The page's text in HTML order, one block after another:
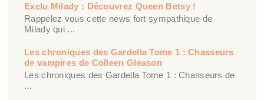
Exclu Milady : Découvrez Queen Betsy !
Rappelez vous cette news fort sympathique de
Milady qui ...
Les chroniques des Gardella Tome 1 : Chasseurs
de vampires de Colleen Gleason
Les chroniques des Gardella Tome 1 : Chasseurs de
...